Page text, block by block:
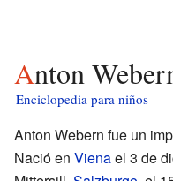
Anton
Enciclopedia para niños
Anton Webern fue un
Nació en Vienael 3 de